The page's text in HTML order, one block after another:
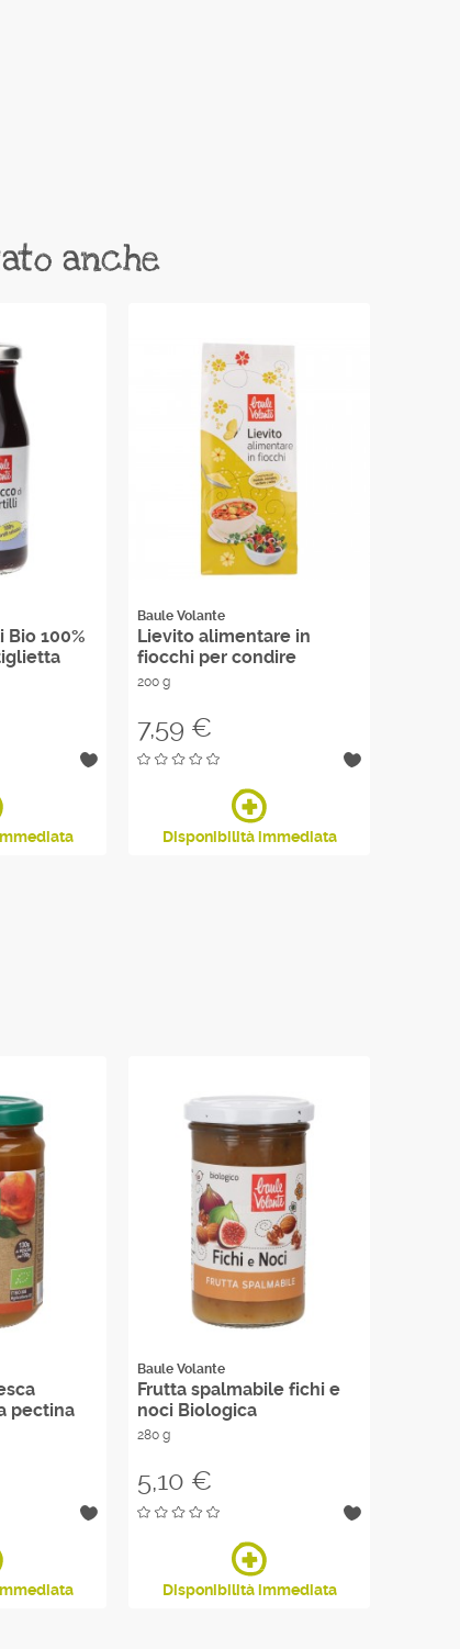
anche
100%
Baule Volante
Lievito alimentare in
fiocchi per condire
200 g
Prezzo
7,59 €
Disponibilità immediata
pectina
Baule Volante
Frutta spalmabile fichi e
noci Biologica
280 g
Prezzo
5,10 €
Disponibilità immediata